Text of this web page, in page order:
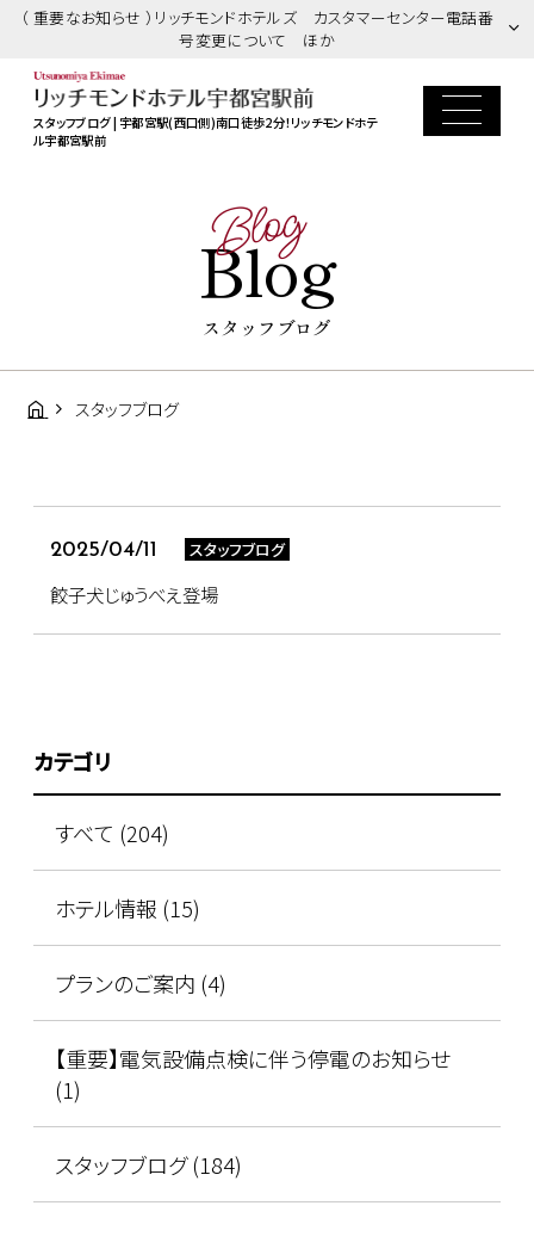
（ 重要なお知らせ ）リッチモンドホテルズ カスタマーセンター電話番
号変更について ほか
スタッフブログ | 宇都宮駅(西口側)南口徒歩2分！リッチモンドホテ
ル宇都宮駅前
Blog
Blog
スタッフブログ
スタッフブログ
2025/04/11 スタッフブログ
餃子犬じゅうべえ登場
カテゴリ
すべて (204)
ホテル情報 (15)
プランのご案内 (4)
【重要】電気設備点検に伴う停電のお知らせ
(1)
スタッフブログ (184)